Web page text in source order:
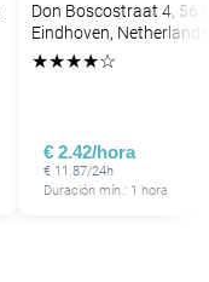
Don Boscostraat 4,
Eindhoven, Netherlands
★★★★☆
€ 2.42/hora
€ 11.87/24h
Duración mín.: 1 hora